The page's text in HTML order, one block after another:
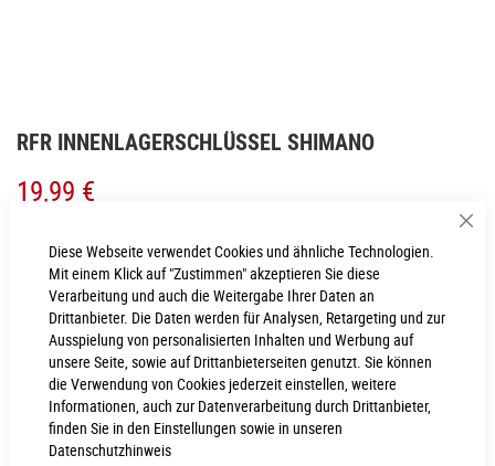
Diese Webseite verwendet Cookies und ähnliche Technologien.
Mit einem Klick auf "Zustimmen" akzeptieren Sie diese
Verarbeitung und auch die Weitergabe Ihrer Daten an
Drittanbieter. Die Daten werden für Analysen, Retargeting und zur
Ausspielung von personalisierten Inhalten und Werbung auf
unsere Seite, sowie auf Drittanbieterseiten genutzt. Sie können
die Verwendung von Cookies jederzeit einstellen, weitere
Informationen, auch zur Datenverarbeitung durch Drittanbieter,
finden Sie in den Einstellungen sowie in unseren
Datenschutzhinweis
Anfang
Bildgalerie
RFR INNENLAGERSCHLÜSSEL SHIMANO
19,99 €
LIEFERZEIT
3 - 4 Werktage
IN DEN WARENKORB